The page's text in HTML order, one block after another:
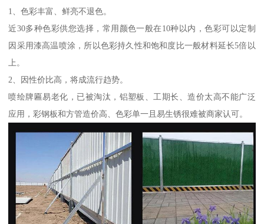
1、色彩丰富、鲜亮不退色。
近30多种色彩供您选择，常用颜色一般在10种以内，色彩可以定制
因采用漆高温喷涂，所以色彩持久性和饱和度比一般材料延长5倍以
上。
2、因性价比高，将成流行趋势。
喷绘牌匾易老化，已被淘汰，铝塑板、工期长、造价太高不能广泛
应用，彩钢板和方管造价高、色彩单一且易生锈很难被商家认可。